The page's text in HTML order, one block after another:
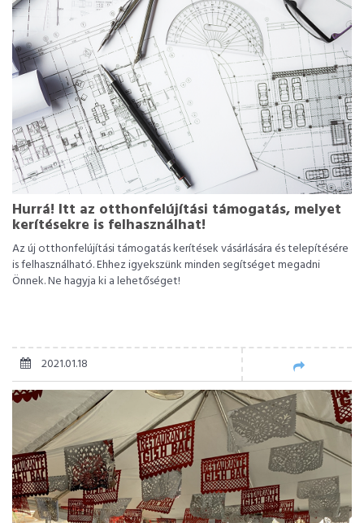
Hurrá! Itt az otthonfelújítási támogatás, melyet
kerítésekre is felhasználhat!
Az új otthonfelújítási támogatás kerítések vásárlására és telepítésére
is felhasználható. Ehhez igyekszünk minden segítséget megadni
Önnek. Ne hagyja ki a lehetőséget!
2021.01.18